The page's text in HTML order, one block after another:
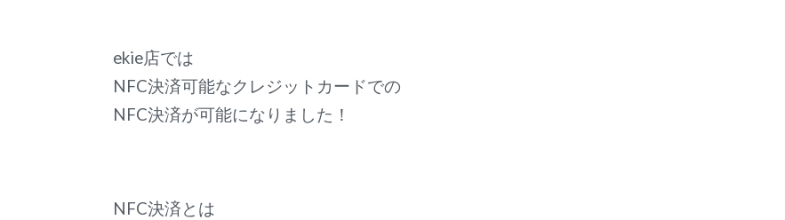
ekie店では
NFC決済可能なクレジットカードでの
NFC決済が可能になりました！
NFC決済とは